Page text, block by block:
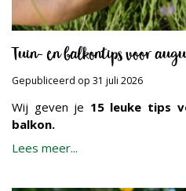
Tuin- en balkontips voor
Gepubliceerd op 31 juli 2026
Wij geven je 15 leuke tips
balkon.
Lees meer...